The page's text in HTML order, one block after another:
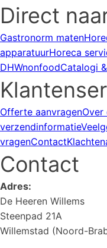
Direct
Gastronorm maten
apparatuurHoreca
DHWnonfoodCatalogi
Offerte aanvragenOver
verzendinformatie
vragenContact
Contact
Adres:
De Heeren Willems
Steenpad 21A
Willemstad (Noord-